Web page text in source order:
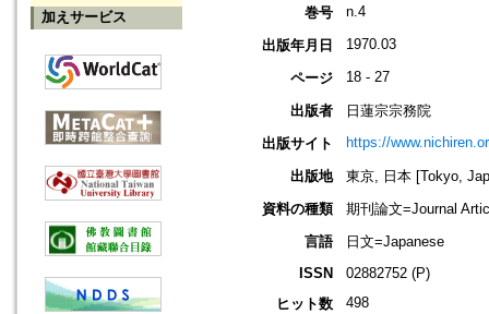
加えサービス
巻号
n.4
出版年月日 1970.03
ページ 18 - 27
出版者
日蓮宗宗務院
出版サイト
https://
出版地
東京, 日本 [Tokyo,
資料の種類
期刊論文=Journal
言語
日文=Japanese
ISSN
02882752 (P)
ヒット数
498